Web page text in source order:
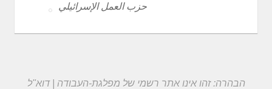
حزب العمل الإسرائيلي
הבהרה: זהו אינו אתר רשמי של מפלגת-העבודה | דוא"ל